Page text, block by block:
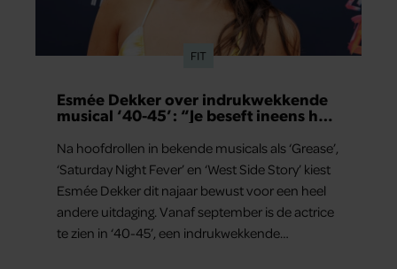
FIT
Esmée Dekker over indrukwekkende
musical ‘40-45’: “Je beseft ineens hoe
Na hoofdrollen in bekende musicals als ‘Grease’,
‘Saturday Night Fever’ en ‘West Side Story’ kiest
Esmée Dekker dit najaar bewust voor een heel
andere uitdaging. Vanaf september is de actrice
te zien in ‘40-45’, een indrukwekkende